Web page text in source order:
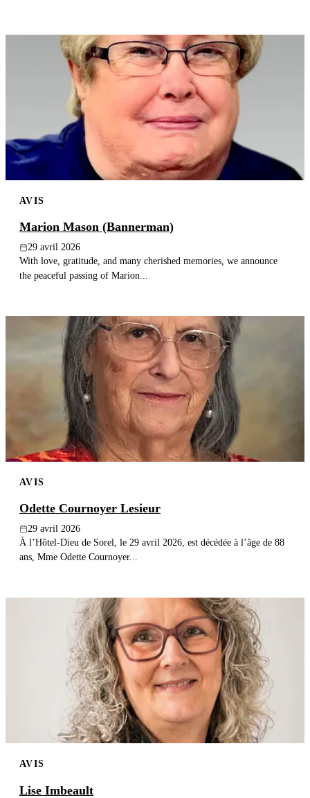
AVIS
Marion Mason (Bannerman)
29 avril 2026
With love, gratitude, and many cherished memories, we announce
the peaceful passing of Marion...
AVIS
Odette Cournoyer Lesieur
29 avril 2026
À l’Hôtel-Dieu de Sorel, le 29 avril 2026, est décédée à l’âge de 88
ans, Mme Odette Cournoyer...
AVIS
Lise Imbeault